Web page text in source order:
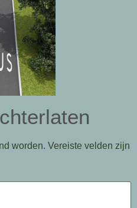
worden. Vereiste velden zijn